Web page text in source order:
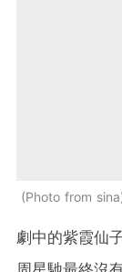
Photo from sina
劇中的紫霞仙